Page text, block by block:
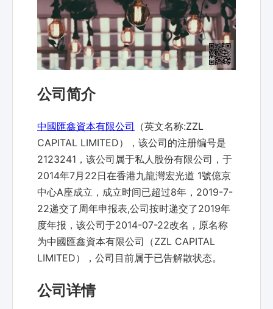
公司简介
中國匯鑫資本有限公司 （英文名称:ZZL
CAPITAL LIMITED），该公司的注册编号是
2123241，该公司属于私人股份有限公司，于
2014年7月22日在香港九龍灣宏光道 1號億京
中心A座成立，成立时间已超过8年，2019-7-
22递交了周年申报表,公司按时递交了2019年
度年报，该公司于2014-07-22改名，原名称
为中國匯鑫資本有限公司（ZZL CAPITAL
LIMITED），公司目前属于已告解散状态。
公司详情